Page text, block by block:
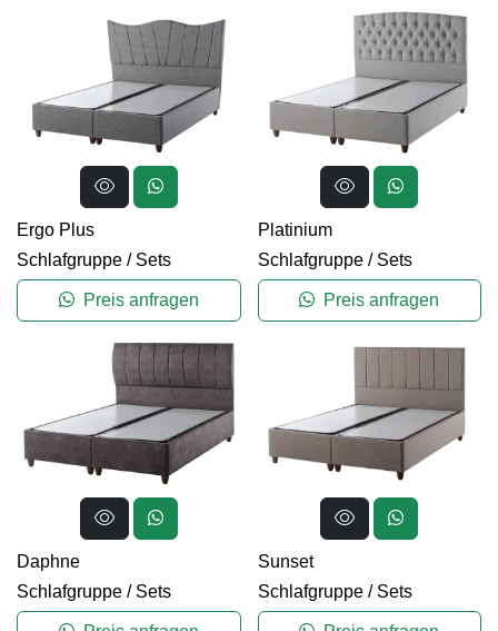
Ergo Plus
Schlafgruppe / Sets
Preis anfragen
Platinium
Schlafgruppe/ Sets
Preis anfragen
Daphne
Schlafgruppe / Sets
Sunset
Schlafgruppe/ Sets